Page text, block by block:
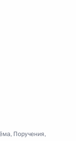
, Поручения,